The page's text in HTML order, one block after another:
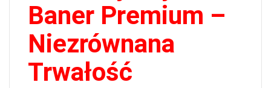
Baner Premium –
Niezrównana
Trwałość